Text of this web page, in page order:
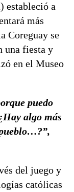
estableció a
más
Coreguay se
una fiesta y
en el Museo
puedo
algo más
del juego y
católicas